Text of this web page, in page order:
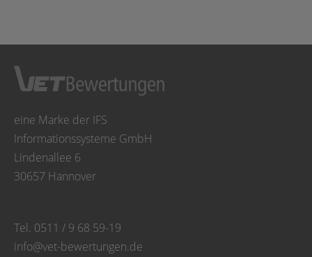
eine Marke der IFS
Informationssysteme GmbH
Lindenallee 6
30657 Hannover
Tel. 0511 / 9 68 59-19
info@vet-bewertungen.de